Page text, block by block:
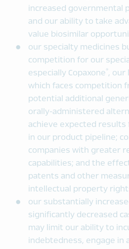
increased governmental
and our ability to take
value biosimilar
our specialty medicines
competition for our
especially Copaxone®, our
which faces competition
potential additional
orally-administered
achieve expected
in our product pipeline;
companies with greater
capabilities; and the
patents and other
intellectual property
our substantially
significantly decreased
may limit our ability to
indebtedness, engage in